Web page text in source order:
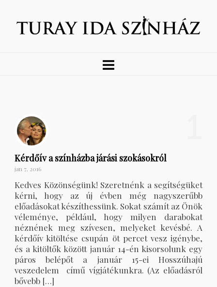
Kérdőív a színházba járási szokásokról
jan 7, 2016
Kedves Közönségünk! Szeretnénk a segítségüket
kérni, hogy az új évben még nagyszerűbb
előadásokat készíthessünk. Sokat számít az Önök
véleménye, például, hogy milyen darabokat
néznének meg szívesen, melyeket kevésbé. A
kérdőív kitöltése csupán öt percet vesz igénybe,
és a kitöltők között január 14-én kisorsolunk egy
páros belépőt a január 15-ei Hosszúhajú
veszedelem című vígjátékunkra. (Az előadásról
bővebb […]